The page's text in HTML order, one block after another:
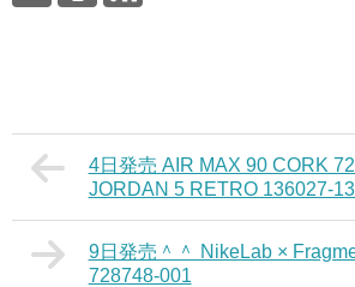
4日発売 AIR MAX 90 CORK
JORDAN 5 RETRO 136027-
9日発売＾＾ NikeLab ×
728748-001